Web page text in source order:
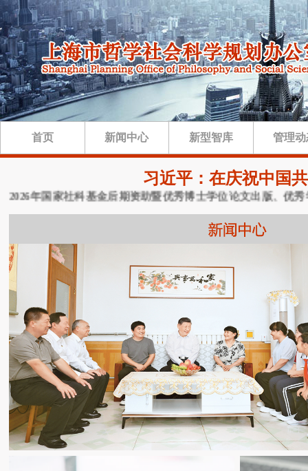
首页 新闻中心 新型智库 管理
习近平：在庆祝中国
年国家社科基金后期资助暨优秀博士学位论文出版、优秀学